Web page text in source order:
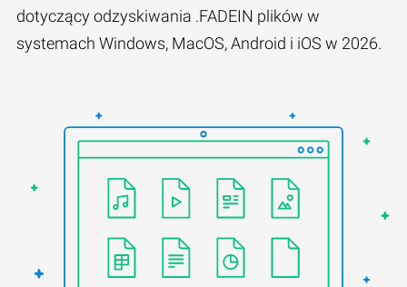
dotyczący odzyskiwania .FADEIN plików w
systemach Windows, MacOS, Android i iOS w 2026.